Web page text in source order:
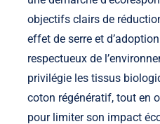
objectifs clairs de
effet de serre et
respectueux de
privilégie les tissus
coton régénératif, tout en
pour limiter son impact